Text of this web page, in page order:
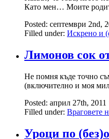
Като мен… Моите
Posted: септември 2nd,
Filled under: Искрено и
Лимонов сок
Не помня къде точно
(включително и моя
Posted: април 27th, 2011
Filled under: Враговете
Уроци по